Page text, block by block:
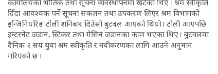
कार्यालयको भौतिक तथा सूचना व्यवस्थापनमा खटेका थिए । श्रम स्वीकृति
दिँदा आवश्यक पर्ने सूचना संकलन तथा उपकरण लिएर श्रम विभागको
इन्जिनियरिङ टोली शनिबार दिउँसो बुटवल आएको थियो । टोली आएपछि
इन्टरनेट जडान, स्टिकर तथा मेसिन जडानका काम भएका थिए । बुटवलमा
दैनिक २ सय युवा श्रम स्वीकृति र नवीकरणका लागि आउने अनुमान
गरिएको छ ।